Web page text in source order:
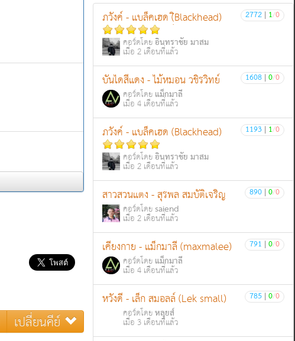
เปลี่ยนคีย์
2772 | 1/0
ภวังค์ - แบล็คเฮด (ฺิBlackhead)
คอร์ดโดยอินทราชัย มาสม
เมื่อ 2 เดือนที่แล้ว
1608 | 0/0
บันไดสีแดง - ไม้หมอน วชิรวิทย์
คอร์ดโดย แม็กมาลี
เมื่อ 4 เดือนที่แล้ว
1193 | 1/0
ภวังค์ - แบล็คเฮด (Blackhead)
คอร์ดโดยอินทราชัย มาสม
เมื่อ 2 เดือนที่แล้ว
890 | 0/0
สาวสวนแตง - สุรพล สมบัติเจริญ
คอร์ดโดย saiend
เมื่อ 2 เดือนที่แล้ว
791 | 0/0
เคียงกาย - แม็กมาลี (maxmalee)
คอร์ดโดย แม็กมาลี
เมื่อ 4 เดือนที่แล้ว
785 | 0/0
หวังดี - เล็ก สมอลล์ (Lek small)
คอร์ดโดยหลุยส์
เมื่อ 3 เดือนที่แล้ว